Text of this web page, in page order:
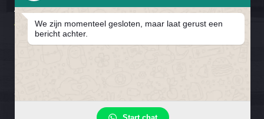
wij gesloten van 25 juli T/M 16
Afspraak al gemaakt?
Avignonlaan 67
5627 GA Eindhoven
CookiebeleidCookievoorkeuren
We zijn momenteel gesloten, maar laat gerust een
bericht achter.